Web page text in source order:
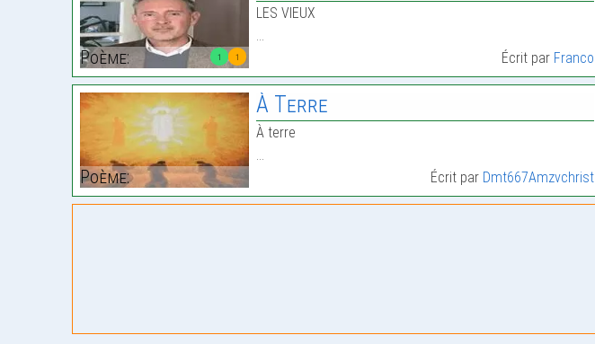
1 1
Poème:
LES VIEUX
…
Écrit par Franco
Poème:
À Terre
À terre
…
Écrit par Dmt667Amzvchrist